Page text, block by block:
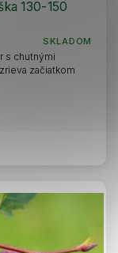
130-150
SKLADOM
s chutnými
začiatkom